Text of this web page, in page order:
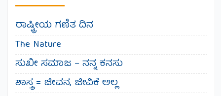
ರಾಷ್ಟ್ರೀಯ ಗಣಿತ ದಿನ
The Nature
ಸುಖೀ ಸಮಾಜ – ನನ್ನ ಕನಸು
ಶಾಸ್ತ್ರ = ಜೀವನ, ಜೀವಿಕೆ ಅಲ್ಲ